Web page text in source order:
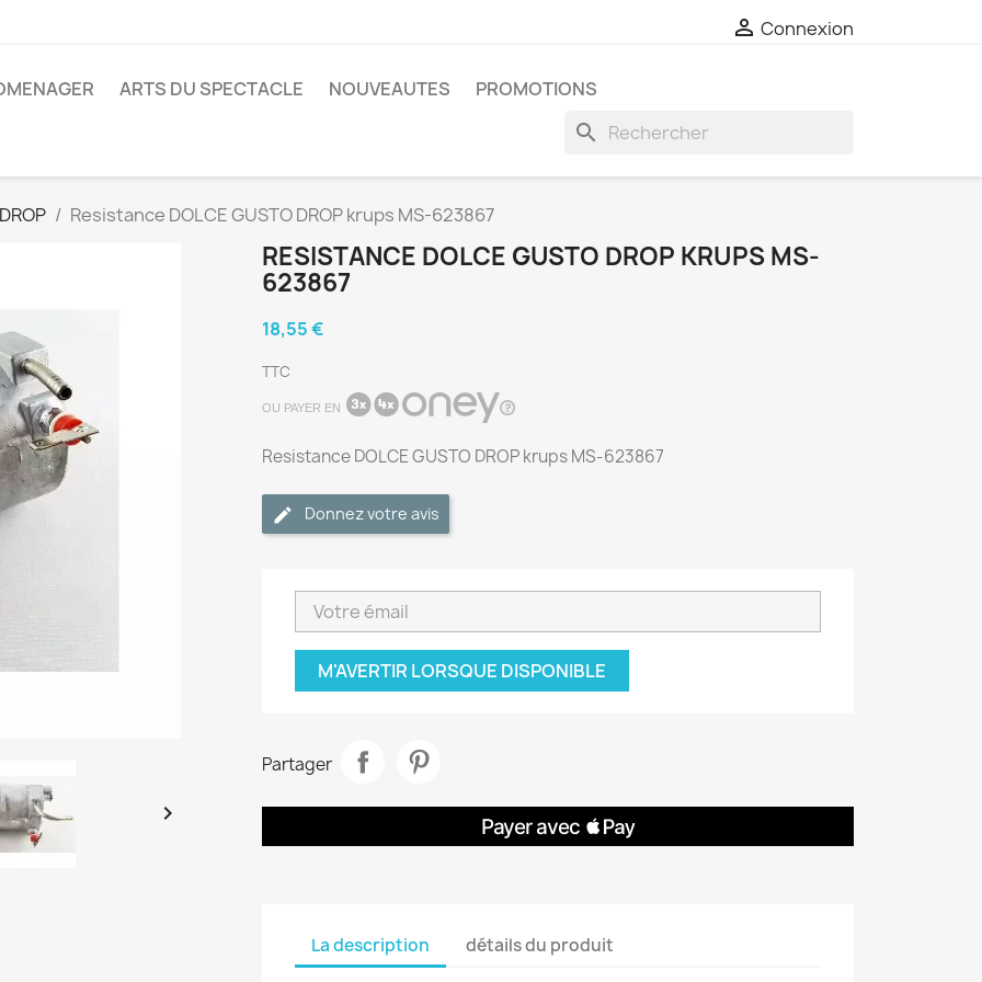
 Connexion
ARTS DU SPECTACLE NOUVEAUTES PROMOTIONS
search
Resistance DOLCE GUSTO DROP krups MS-623867

RESISTANCE DOLCE GUSTO DROP KRUPS MS-
623867
18,55 €
TTC
OU PAYER EN
Resistance DOLCE GUSTO DROP krups MS-623867
Donnez votre avis
M'AVERTIR LORSQUE DISPONIBLE
Partager
La description détails du produit